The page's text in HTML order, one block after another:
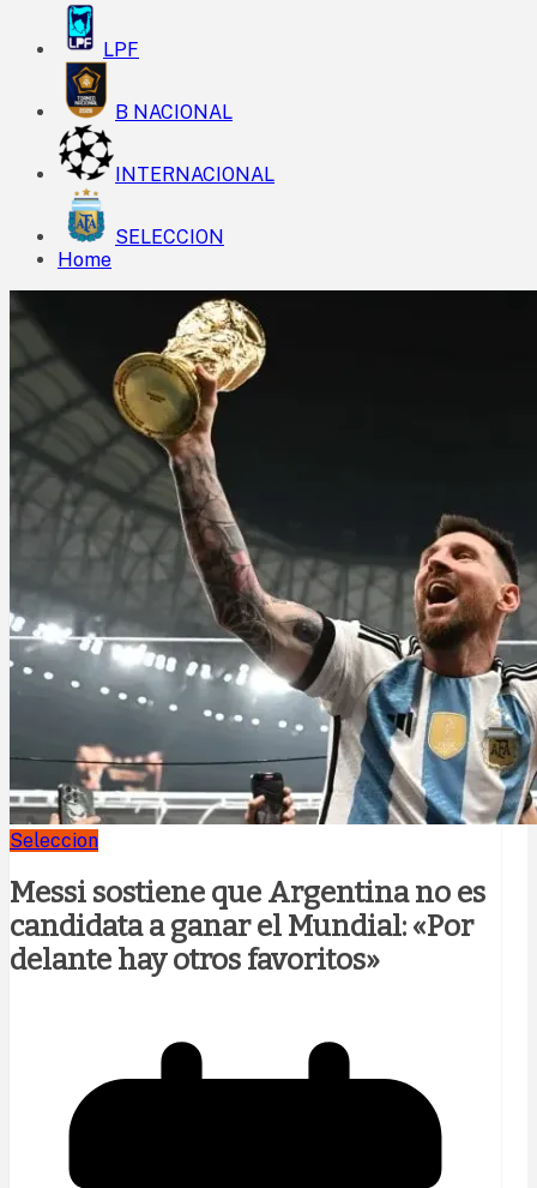
LPF
B NACIONAL
INTERNACIONAL
SELECCION
Home
Seleccion
Messi sostiene que Argentina no es
candidata a ganar el Mundial: «Por
delante hay otros favoritos»